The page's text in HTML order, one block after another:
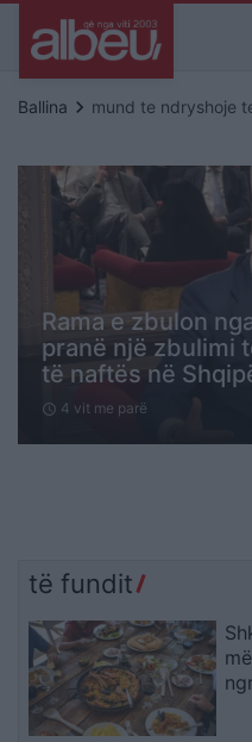
Ballina keyboard_arrow_right mund te ndryshoje
Rama e zbulon
pranë një zbulimi
të naftës në
schedule 4 vit me parë
të fundit